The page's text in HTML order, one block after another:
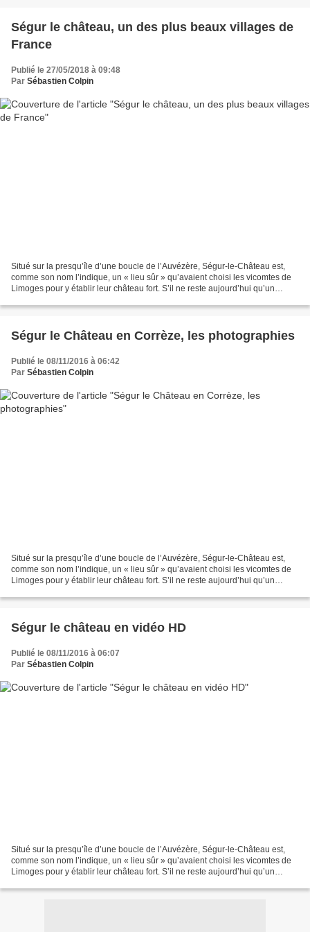
Ségur le château, un des plus beaux villages de
France
Publié le 27/05/2018 à 09:48
Par Sébastien Colpin
Situé sur la presqu’île d’une boucle de l’Auvézère, Ségur-le-Château est,
comme son nom l’indique, un « lieu sûr » qu’avaient choisi les vicomtes de
Limoges pour y établir leur château fort. S’il ne reste aujourd’hui qu’un
Ségur le Château en Corrèze, les photographies
Publié le 08/11/2016 à 06:42
Par Sébastien Colpin
Situé sur la presqu’île d’une boucle de l’Auvézère, Ségur-le-Château est,
comme son nom l’indique, un « lieu sûr » qu’avaient choisi les vicomtes de
Limoges pour y établir leur château fort. S’il ne reste aujourd’hui qu’un
Ségur le château en vidéo HD
Publié le 08/11/2016 à 06:07
Par Sébastien Colpin
Situé sur la presqu’île d’une boucle de l’Auvézère, Ségur-le-Château est,
comme son nom l’indique, un « lieu sûr » qu’avaient choisi les vicomtes de
Limoges pour y établir leur château fort. S’il ne reste aujourd’hui qu’un